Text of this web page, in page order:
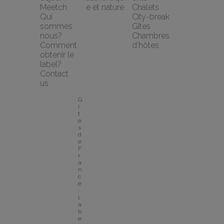
Meetch
Qui
sommes
nous?
Comment
obtenir le
label?
Contact
us
e et nature
Chalets
City-break
Gîtes
Chambres
d'hôtes
G
î
t
e
s
d
e
F
r
a
n
c
e
:
l
a
b
e